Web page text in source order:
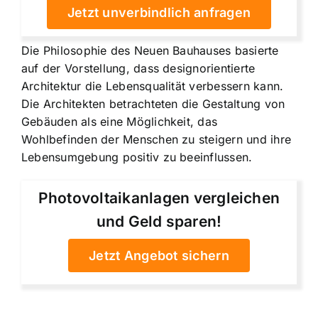
Jetzt unverbindlich anfragen
Die Philosophie des Neuen Bauhauses basierte
auf der Vorstellung, dass designorientierte
Architektur die Lebensqualität verbessern kann.
Die Architekten betrachteten die Gestaltung von
Gebäuden als eine Möglichkeit, das
Wohlbefinden der Menschen zu steigern und ihre
Lebensumgebung positiv zu beeinflussen.
Photovoltaikanlagen vergleichen
und Geld sparen!
Jetzt Angebot sichern